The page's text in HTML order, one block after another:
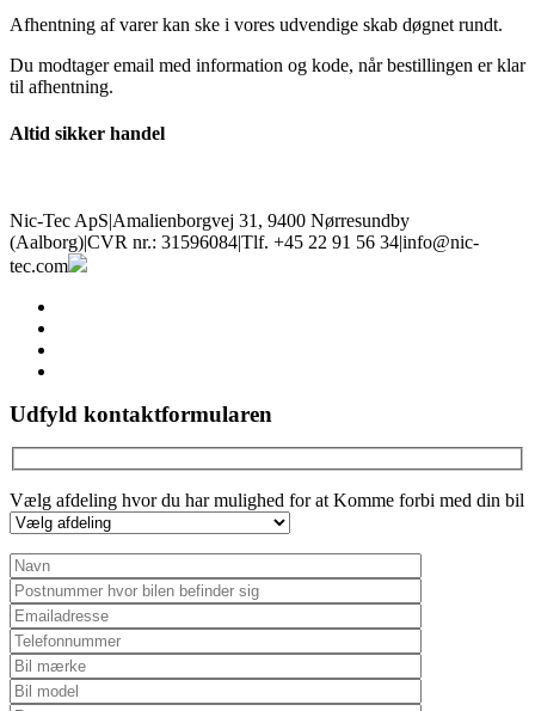
Afhentning af varer kan ske i vores udvendige skab døgnet rundt.
Du modtager email med information og kode, når bestillingen er klar
til afhentning.
Altid sikker handel
Nic-Tec ApS|Amalienborgvej 31, 9400 Nørresundby
(Aalborg)|CVR nr.: 31596084|Tlf. +45 22 91 56 34|info@nic-
tec.com
Udfyld kontaktformularen
Vælg afdeling hvor du har mulighed for at Komme forbi med din bil